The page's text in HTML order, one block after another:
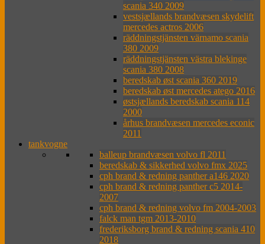
scania 340 2009
vestsjællands brandvæsen skydelift
mercedes actros 2006
räddningstjänsten värnamo scania
380 2009
räddningstjänsten västra blekinge
scania 380 2008
beredskab øst scania 360 2019
beredskab øst mercedes atego 2016
østsjællands beredskab scania 114
2000
århus brandvæsen mercedes econic
2011
tankvogne
balleup brandvæsen volvo fl 2011
beredskab & sikkerhed volvo fmx 2025
cph brand & redning panther a146 2020
cph brand & redning panther c5 2014-
2007
cph brand & redning volvo fm 2004-2003
falck man tgm 2013-2010
frederiksborg brand & redning scania 410
2018